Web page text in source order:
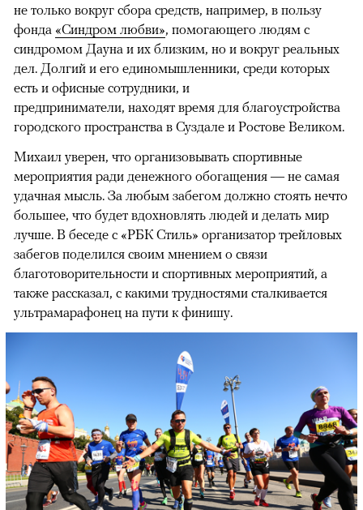
не только вокруг сбора средств, например, в пользу
фонда «Синдром любви», помогающего людям с
синдромом Дауна и их близким, но и вокруг реальных
дел. Долгий и его единомышленники, среди которых
есть и офисные сотрудники, и
предприниматели, находят время для благоустройства
городского пространства в Суздале и Ростове Великом.
Михаил уверен, что организовывать спортивные
мероприятия ради денежного обогащения — не самая
удачная мысль. За любым забегом должно стоять нечто
большее, что будет вдохновлять людей и делать мир
лучше. В беседе с «РБК Стиль» организатор трейловых
забегов поделился своим мнением о связи
благотоворительности и спортивных мероприятий, а
также рассказал, с какими трудностями сталкивается
ультрамарафонец на пути к финишу.